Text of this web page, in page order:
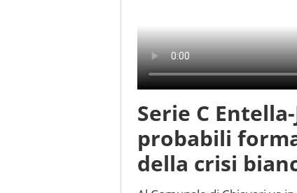
Serie C
probabili
della crisi